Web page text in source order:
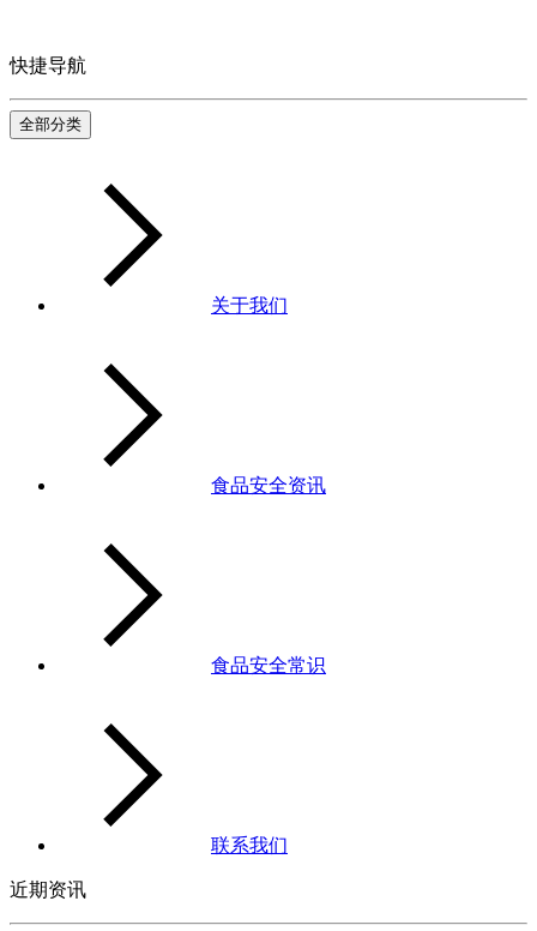
快捷导航
全部分类
关于我们
食品安全资讯
食品安全常识
联系我们
近期资讯